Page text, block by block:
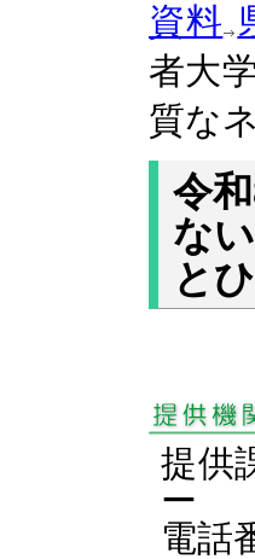
資料
者大
質な
令
な
と
提供
ー
電話